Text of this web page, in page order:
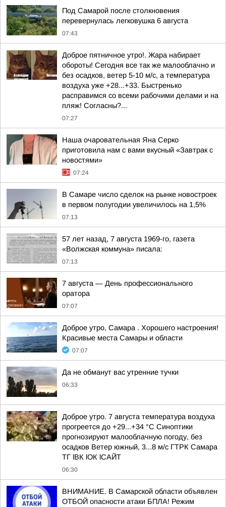
Под Самарой после столкновения
перевернулась легковушка 6 августа
07:43
Доброе пятничное утро!. Жара набирает
обороты! Сегодня все так же малооблачно и
без осадков, ветер 5-10 м/с, а температура
воздуха уже +28...+33. Быстренько
расправимся со всеми рабочими делами и на
пляж! Согласны?...
07:27
Наша очаровательная Яна Серко
приготовила нам с вами вкусный «Завтрак с
новостями»
07:24
В Самаре число сделок на рынке новостроек
в первом полугодии увеличилось на 1,5%
07:13
57 лет назад, 7 августа 1969-го, газета
«Волжская коммуна» писала:
07:13
7 августа — День профессионального
оратора
07:07
Доброе утро, Самара . Хорошего настроения!
Красивые места Самары и области
07:07
Да не обманут вас утренние тучки
06:33
Доброе утро. 7 августа температура воздуха
прогреется до +29...+34 °C Синоптики
прогнозируют малооблачную погоду, без
осадков Ветер южный, 3...8 м/с ГТРК Самара
ТГ lВК lОК lСАЙТ
06:30
ВНИМАНИЕ. В Самарской области объявлен
ОТБОЙ опасности атаки БПЛА! Режим